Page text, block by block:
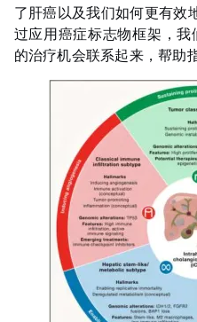
了肝癌以及我们如何更有效
过应用癌症标志物框架，
的治疗机会联系起来，帮助